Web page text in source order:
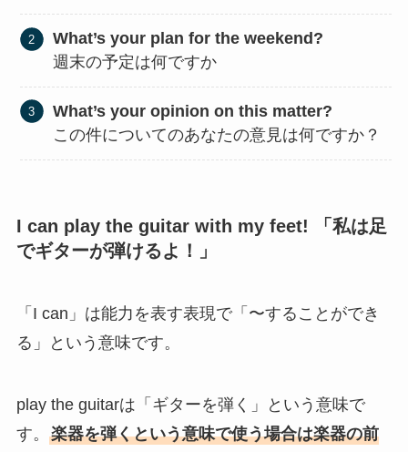
What’s your plan for the weekend?
週末の予定は何ですか
What’s your opinion on this matter?
この件についてのあなたの意見は何ですか？
I can play the guitar with my feet!
「私は足
でギターが弾けるよ！」
「I can」は能力を表す表現で「〜することができ
る」という意味です。
play the guitarは「ギターを弾く」という意味で
す。 楽器を弾くという意味で使う場合は楽器の前